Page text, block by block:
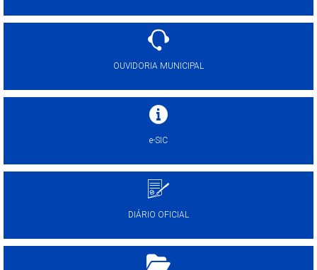
OUVIDORIA MUNICIPAL
e-SIC
DIÁRIO OFICIAL